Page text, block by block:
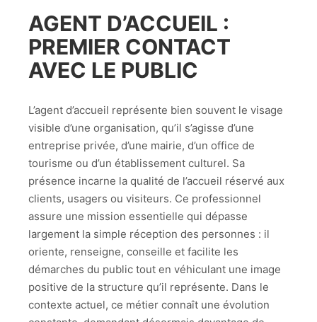
AGENT D’ACCUEIL :
PREMIER CONTACT
AVEC LE PUBLIC
L’agent d’accueil représente bien souvent le visage
visible d’une organisation, qu’il s’agisse d’une
entreprise privée, d’une mairie, d’un office de
tourisme ou d’un établissement culturel. Sa
présence incarne la qualité de l’accueil réservé aux
clients, usagers ou visiteurs. Ce professionnel
assure une mission essentielle qui dépasse
largement la simple réception des personnes : il
oriente, renseigne, conseille et facilite les
démarches du public tout en véhiculant une image
positive de la structure qu’il représente. Dans le
contexte actuel, ce métier connaît une évolution